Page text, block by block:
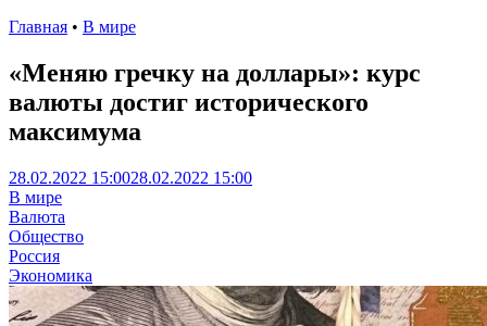
Главная • В мире
«Меняю гречку на доллары»: курс
валюты достиг исторического
максимума
28.02.2022 15:0028.02.2022 15:00
В мире
Валюта
Общество
Россия
Экономика